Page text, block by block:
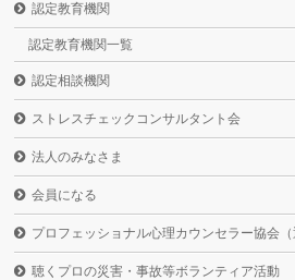
認定教育機関
認定教育機関一覧
認定相談機関
ストレスチェックコンサルタント会
法人のみなさま
会員になる
プロフェッショナル心理カウンセラー協会
聴くプロの災害・事故等ボランティア活動